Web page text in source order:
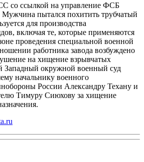
со ссылкой на управление ФСБ
Мужчина пытался похитить трубчатый
для производства
включая те, которые применяются
проведения специальной военной
работника завода возбуждено
на хищение взрывчатых
Западный окружной военный суд
начальнику военного
России Александру Техану и
Тимуру Сиюхову за хищение